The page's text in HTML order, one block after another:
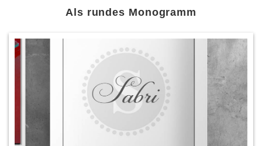
Als rundes Monogramm